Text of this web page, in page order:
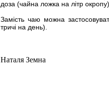
доза (чайна ложка на літр
Замість чаю можна
тричі на день).
Наталя Земна